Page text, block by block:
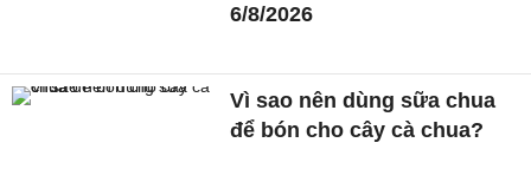
6/8/2026
Vì sao nên dùng sữa chua
để bón cho cây cà chua?